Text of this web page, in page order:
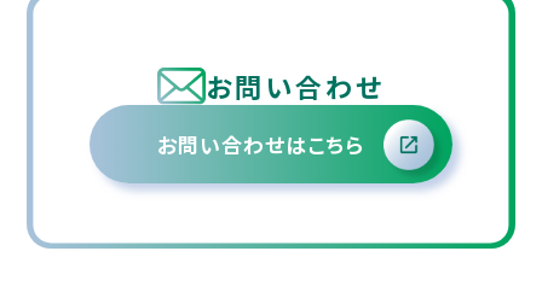
お問い合わせ
お問い合わせはこちら